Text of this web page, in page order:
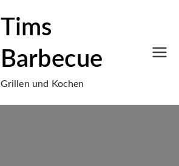
Tims
Barbecue
Grillen und Kochen